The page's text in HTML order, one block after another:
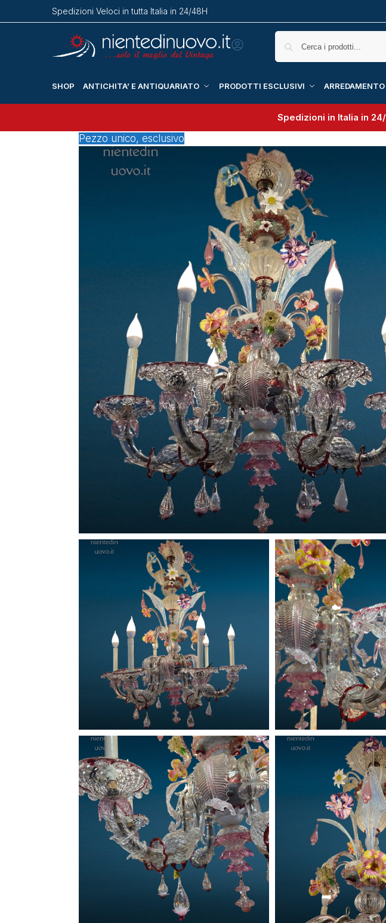
Spedizioni Veloci in tutta Italia in 24/48H
SHOP ANTICHITA’ E ANTIQUARIATO PRODOTTI ESCLUSIVI
Spedizioni in Italia in
Pezzo unico, esclusivo